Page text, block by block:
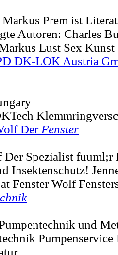
Prem ist
Autoren: Charles
Lust Sex
DK-LOK Austria
Der Fenster
Der Spezialist fuuml;r
Insektenschutz!
Fenster Wolf
und
Pumpenservice